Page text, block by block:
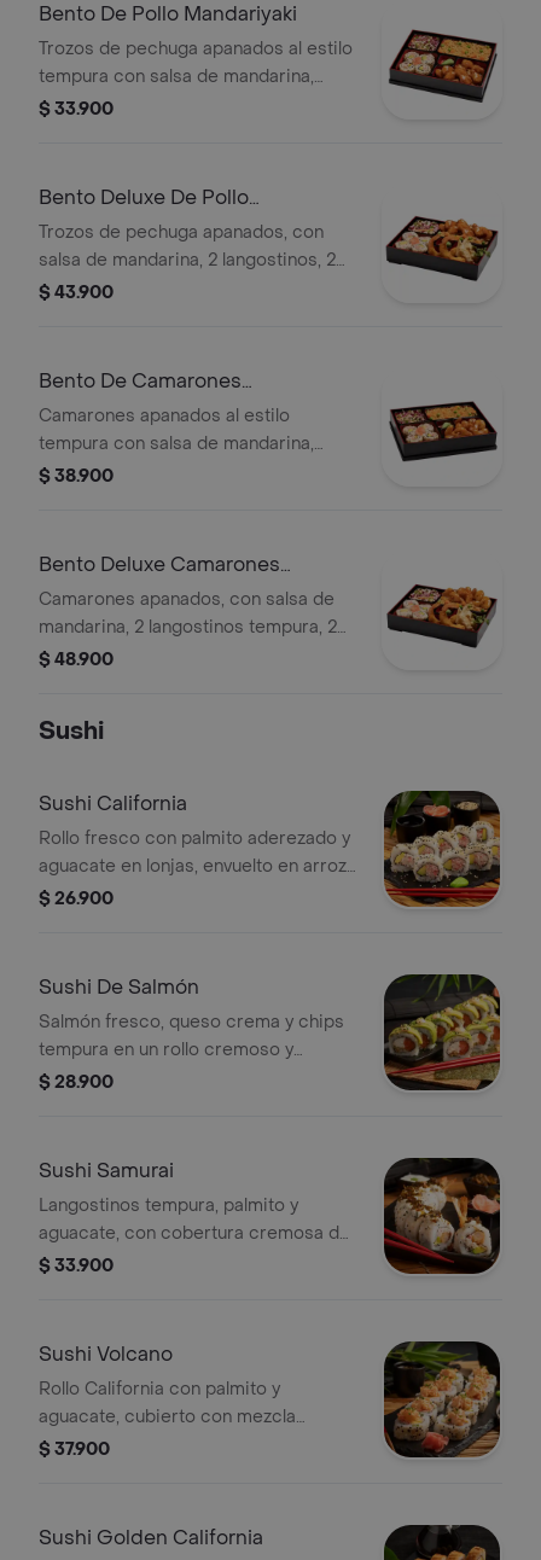
Bento De Pollo Mandariyaki
Trozos de pechuga apanados al estilo
tempura con salsa de mandarina,
coleslaw japonés, 4 bocados de sushi
$ 33.900
Bento Deluxe De Pollo
Mandariyaki
Trozos de pechuga apanados, con
salsa de mandarina, 2 langostinos, 2
gyozas, coleslaw japonés, 4 bocados
$ 43.900
Bento De Camarones
Mandariyaki
Camarones apanados al estilo
tempura con salsa de mandarina,
coleslaw japonés, 4 bocados de sushi
$ 38.900
Bento Deluxe Camarones
Mandariyaki
Camarones apanados, con salsa de
mandarina, 2 langostinos tempura, 2
gyozas, coleslaw japonés, 4 bocados
$ 48.900
Sushi
Sushi California
Rollo fresco con palmito aderezado y
aguacate en lonjas, envuelto en arroz
sazonado y ajonjolí. Un clásico
$ 26.900
Sushi De Salmón
Salmón fresco, queso crema y chips
tempura en un rollo cremoso y
crujiente, con aguacate, mayonesa
$ 28.900
Sushi Samurai
Langostinos tempura, palmito y
aguacate, con cobertura cremosa de
coco, cebolla puerro caramelizada, un
$ 33.900
Sushi Volcano
Rollo California con palmito y
aguacate, cubierto con mezcla
cremosa de cangrejo y camarón,
textura suave.
$ 37.900
Sushi Golden California